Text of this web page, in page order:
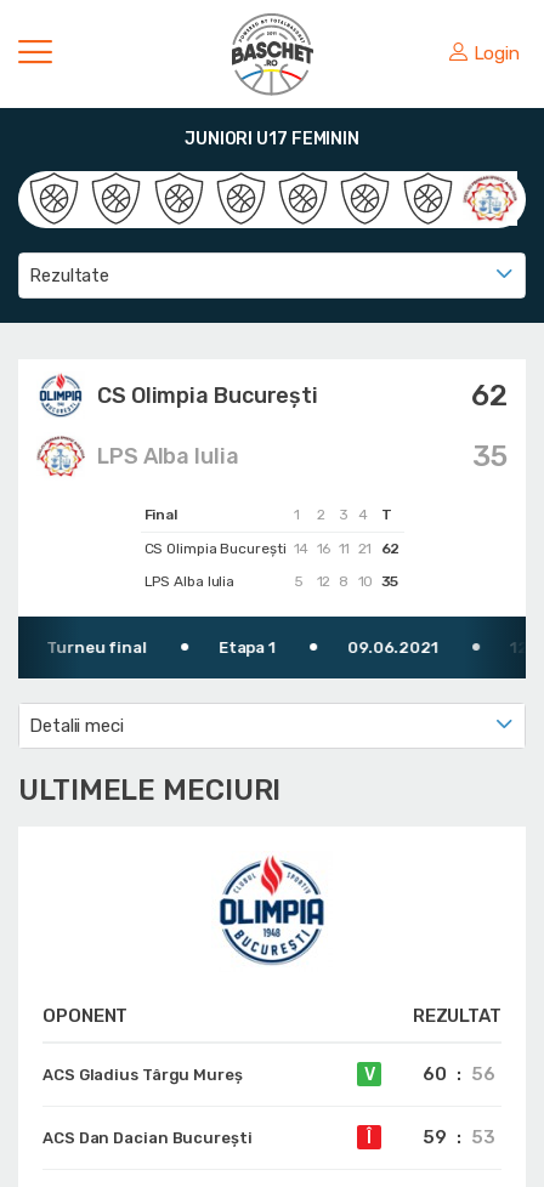
Login
JUNIORI U17 FEMININ
Rezultate
CS Olimpia București 62
Final 1 2 3 4
T
CS Olimpia București 14 16 11 21
62
LPS Alba Iulia
5 12 8 10 35
35
LPS Alba Iulia
Turneu final Etapa 1 09.06.2021 12:30
Detalii meci
ULTIMELE MECIURI
OPONENT REZULTAT
ACS Gladius Târgu Mureș V 60 : 56
ACS Dan Dacian București 59 : 53